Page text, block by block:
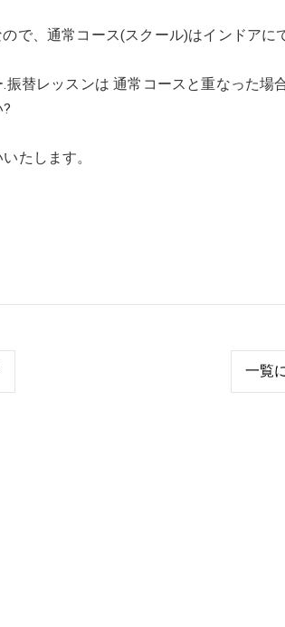
で、通常コース(スクール)はインドアに
振替レッスンは 通常コースと重なった
たします。
一覧